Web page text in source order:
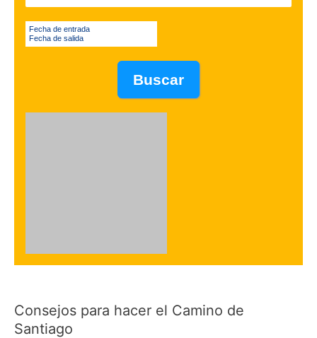
Fecha de entrada
Fecha de salida
Consejos para hacer el Camino de
Santiago